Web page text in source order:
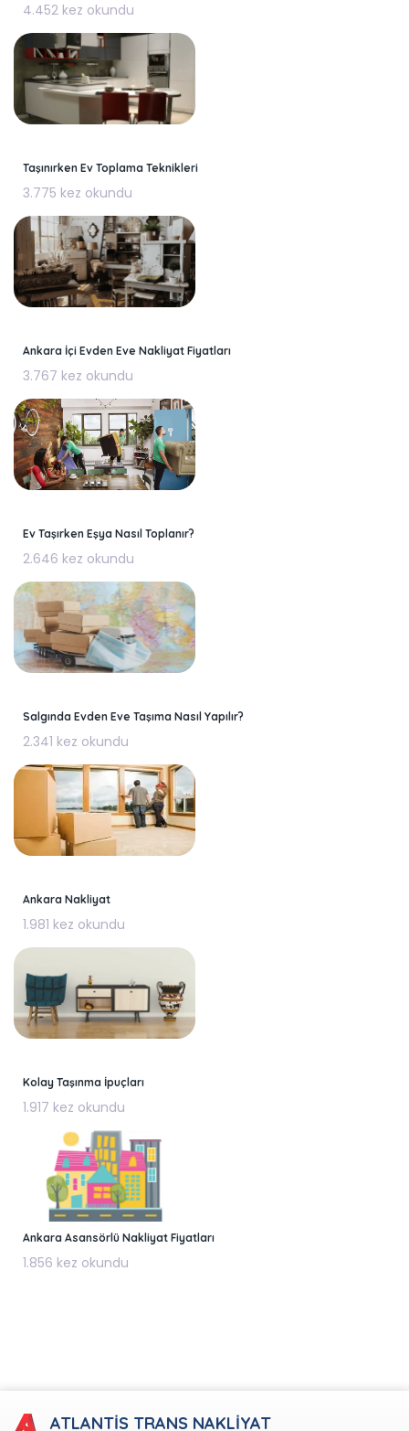
4.452 kez okundu
Taşınırken Ev Toplama Teknikleri
3.775 kez okundu
Ankara İçi Evden Eve Nakliyat Fiyatları
3.767 kez okundu
Ev Taşırken Eşya Nasıl Toplanır?
2.646 kez okundu
Salgında Evden Eve Taşıma Nasıl Yapılır?
2.341 kez okundu
Ankara Nakliyat
1.981 kez okundu
Kolay Taşınma İpuçları
1.917 kez okundu
Ankara Asansörlü Nakliyat Fiyatları
1.856 kez okundu
ATLANTİS TRANS NAKLİYAT